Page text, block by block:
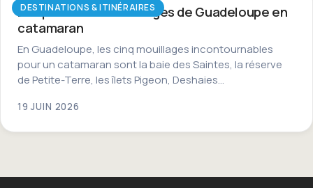
DESTINATIONS & ITINÉRAIRES
Les plus beaux mouillages de Guadeloupe en
catamaran
En Guadeloupe, les cinq mouillages incontournables
pour un catamaran sont la baie des Saintes, la réserve
de Petite-Terre, les îlets Pigeon, Deshaies…
19 JUIN 2026